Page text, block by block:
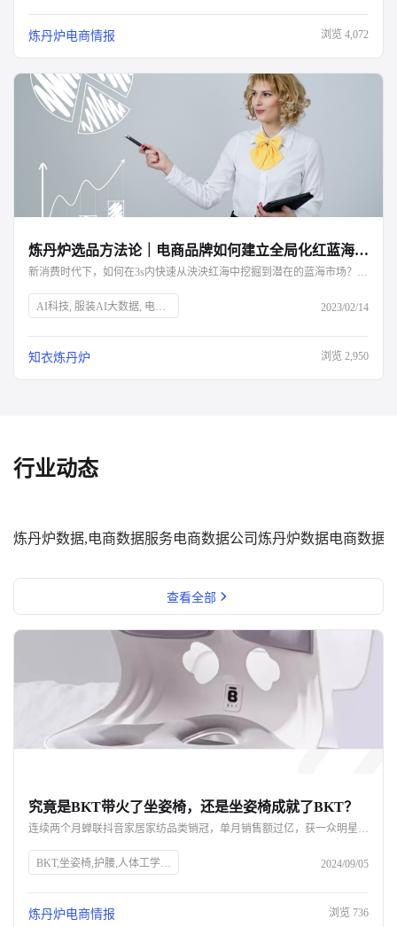
炼丹炉电商情报 浏览 4,072
炼丹炉选品方法论｜电商品牌如何建立全局化红蓝海分析模型？-杭州知衣科技
新消费时代下，如何在3s内快速从泱泱红海中挖掘到潜在的蓝海市场？完整的红蓝海分析模型看这里
AI科技, 服装AI大数据, 电商行业, 红蓝海分析, 市场竞争, 蓝海市场, 纂丹炉, 数据分析, 新兴行业, 市场容量, 销售趋势, 品牌格局, 价格分析, 细分类目, 消费需求, 产品属性, 盈亏平衡点, 生意增量 2023/02/14
知衣炼丹炉 浏览 2,950
行业动态
炼丹炉数据,电商数据服务电商数据公司炼丹炉数据电商数据
查看全部
究竟是BKT带火了坐姿椅，还是坐姿椅成就了BKT？
连续两个月蝉联抖音家居家纺品类销冠，单月销售额过亿，获一众明星网红力挺，BKT如何凭借一款坐姿椅实现声量销量双开花？ 即便不断被质疑是“智商税”，好评率却依旧高达98%，成为打工人的新一代工位搭子，BKT坐姿椅爆单的背后，又命中了哪些网红密码？ 究竟是BKT带火了坐姿椅，还是坐姿椅成就了BKT呢？
BKT,坐姿椅,护腰,人体工学,抖音,家居家纺,销量,网红,品牌力,电商布局,直播带货,消费者需求 2024/09/05
炼丹炉电商情报 浏览 736